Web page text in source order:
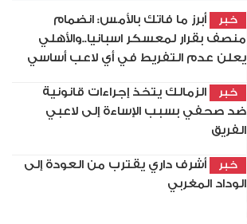
خبر
أبرز ما فاتك بالأمس: انضمام
منصف بقرار لمعسكر اسبانيا..والأهلي
يعلن عدم التفريط في أي لاعب أساسي
خبر
الزمالك يتخذ إجراءات قانونية
ضد صحفي بسبب الإساءة إلى لاعبي
الفريق
خبر
أشرف داري يقترب من العودة إلى
الوداد المغربي